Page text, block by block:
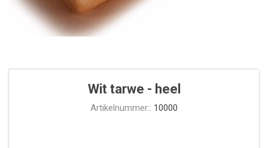
Wit tarwe - heel
Artikelnummer:: 10000